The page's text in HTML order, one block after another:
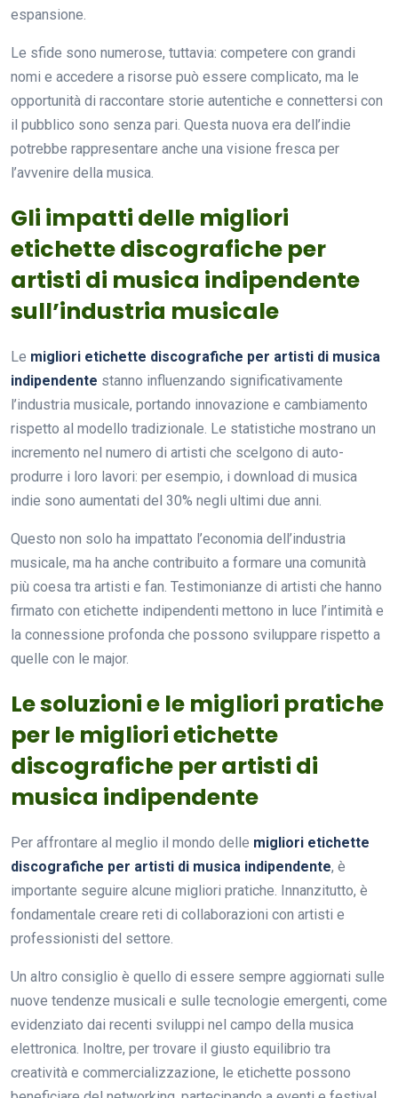
espansione.
Le sfide sono numerose, tuttavia: competere con grandi
nomi e accedere a risorse può essere complicato, ma le
opportunità di raccontare storie autentiche e connettersi con
il pubblico sono senza pari. Questa nuova era dell’indie
potrebbe rappresentare anche una visione fresca per
l’avvenire della musica.
Gli impatti delle migliori
etichette discografiche per
artisti di musica indipendente
sull’industria musicale
Le migliori etichette discografiche per artisti di musica
indipendente stanno influenzando significativamente
l’industria musicale, portando innovazione e cambiamento
rispetto al modello tradizionale. Le statistiche mostrano un
incremento nel numero di artisti che scelgono di auto-
produrre i loro lavori: per esempio, i download di musica
indie sono aumentati del 30% negli ultimi due anni.
Questo non solo ha impattato l’economia dell’industria
musicale, ma ha anche contribuito a formare una comunità
più coesa tra artisti e fan. Testimonianze di artisti che hanno
firmato con etichette indipendenti mettono in luce l’intimità e
la connessione profonda che possono sviluppare rispetto a
quelle con le major.
Le soluzioni e le migliori pratiche
per le migliori etichette
discografiche per artisti di
musica indipendente
Per affrontare al meglio il mondo delle migliori etichette
discografiche per artisti di musica indipendente, è
importante seguire alcune migliori pratiche. Innanzitutto, è
fondamentale creare reti di collaborazioni con artisti e
professionisti del settore.
Un altro consiglio è quello di essere sempre aggiornati sulle
nuove tendenze musicali e sulle tecnologie emergenti, come
evidenziato dai recenti sviluppi nel campo della musica
elettronica. Inoltre, per trovare il giusto equilibrio tra
creatività e commercializzazione, le etichette possono